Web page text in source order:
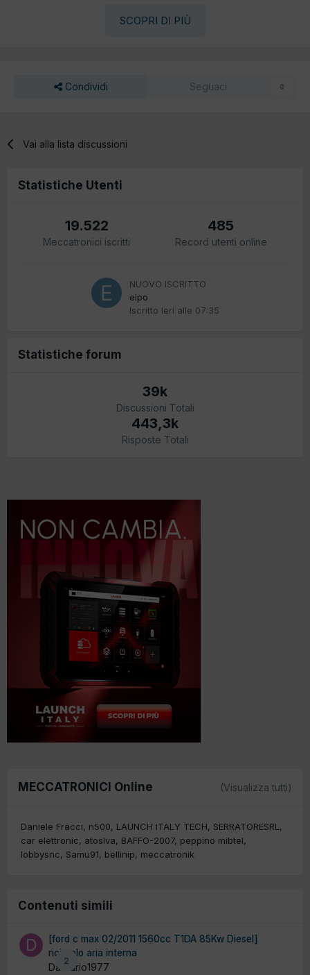
SCOPRI DI PIÙ
Condividi Seguaci 0
Vai alla lista discussioni
Statistiche Utenti
19.522
Meccatronici iscritti
485
Record utenti online
NUOVO ISCRITTO
elpo
Iscritto Ieri alle 07:35
Statistiche forum
39k
Discussioni Totali
443,3k
Risposte Totali
MECCATRONICI Online (Visualizza tutti)
Daniele Fracci n500 LAUNCH ITALY TECH
SERRATORESRL
car elettronic
atoslva BAFFO-2007 peppino mibtel
lobbysnc
Samu91 bellinip meccatronik
Contenuti simili
2
[ford c max 02/2011 1560cc T1DA 85Kw Diesel]
ricircolo aria interna
Da dario1977